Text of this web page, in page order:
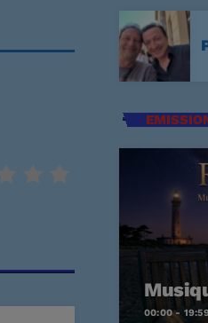
CHUBBY CHECKER
Surrender
00:00 -